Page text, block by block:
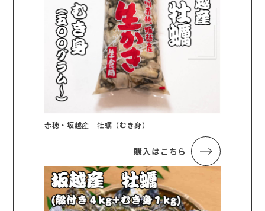
赤穂・坂越産 牡蠣（むき身）
購入はこちら